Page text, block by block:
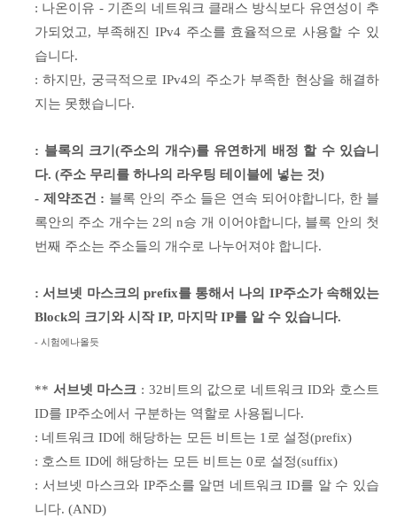
: 나온이유 - 기존의 네트워크 클래스 방식보다 유연성이 추
가되었고, 부족해진 IPv4 주소를 효율적으로 사용할 수 있
습니다.
: 하지만, 궁극적으로 IPv4의 주소가 부족한 현상을 해결하
지는 못했습니다.
: 블록의 크기(주소의 개수)를 유연하게 배정 할 수 있습니
다. (주소 무리를 하나의 라우팅 테이블에 넣는 것)
- 제약조건 : 블록 안의 주소 들은 연속 되어야합니다, 한 블
록안의 주소 개수는 2의 n승 개 이어야합니다, 블록 안의 첫
번째 주소는 주소들의 개수로 나누어져야 합니다.
: 서브넷 마스크의 prefix를 통해서 나의 IP주소가 속해있는
Block의 크기와 시작 IP, 마지막 IP를 알 수 있습니다.
- 시험에나올듯
** 서브넷 마스크 : 32비트의 값으로 네트워크 ID와 호스트
ID를 IP주소에서 구분하는 역할로 사용됩니다.
: 네트워크 ID에 해당하는 모든 비트는 1로 설정(prefix)
: 호스트 ID에 해당하는 모든 비트는 0로 설정(suffix)
: 서브넷 마스크와 IP주소를 알면 네트워크 ID를 알 수 있습
니다. (AND)